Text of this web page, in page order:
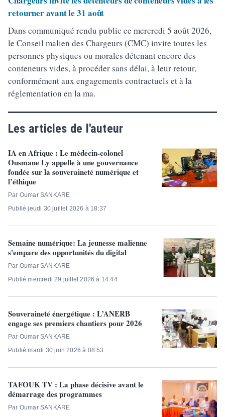
retourner avant le 31 août
Dans communiqué rendu public ce mercredi 5 août 2026,
le Conseil malien des Chargeurs (CMC) invite toutes les
personnes physiques ou morales détenant encore des
conteneurs vides, à procéder sans délai, à leur retour,
conformément aux engagements contractuels et à la
réglementation en la ma.
Les articles de l'auteur
IA en Afrique : Le médecin-colonel
Ousmane Ly appelle à une gouvernance
fondée sur la souveraineté numérique et
l’éthique
Par Oumar SANKARE
Publié jeudi 30 juillet 2026 à 18:37
Semaine numérique: La jeunesse malienne
s'empare des opportunités du digital
Par Oumar SANKARE
Publié mercredi 29 juillet 2026 à 14:44
Souveraineté énergétique : L’ANERB
engage ses premiers chantiers pour 2026
Par Oumar SANKARE
Publié mardi 30 juin 2026 à 08:53
TAFOUK TV : La phase décisive avant le
démarrage des programmes
Par Oumar SANKARE